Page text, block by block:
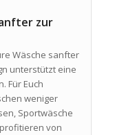
zur
Wäsche sanfter
unterstützt eine
Für Euch
weniger
Sportwäsche
von